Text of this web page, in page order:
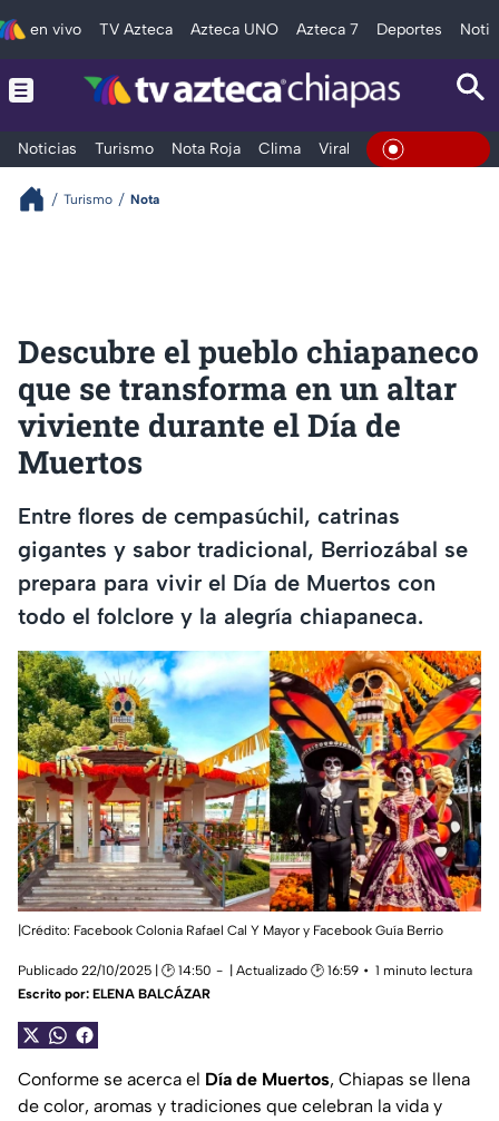
en vivo TV Azteca Azteca UNO Azteca 7 Deportes
Noticias Turismo Nota Roja Clima Viral y Tendencia
Turismo Nota
Descubre el pueblo chiapaneco
que se transforma en un altar
viviente durante el Día de
Muertos
Entre flores de cempasúchil, catrinas
gigantes y sabor tradicional, Berriozábal se
prepara para vivir el Día de Muertos con
todo el folclore y la alegría chiapaneca.
|Crédito: Facebook Colonia Rafael Cal Y Mayor y Facebook Guía Berrio
Publicado 22/10/2025 | 🕑 14:50 | Actualizado 🕑 16:59
1 minuto lectura
Escrito por: ELENA BALCÁZAR
Conforme se acerca el Día de Muertos, Chiapas se llena
de color, aromas y tradiciones que celebran la vida y